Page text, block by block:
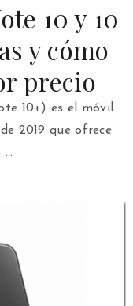
10 y 10
y cómo
precio
10+) es el móvil
2019 que ofrece
…